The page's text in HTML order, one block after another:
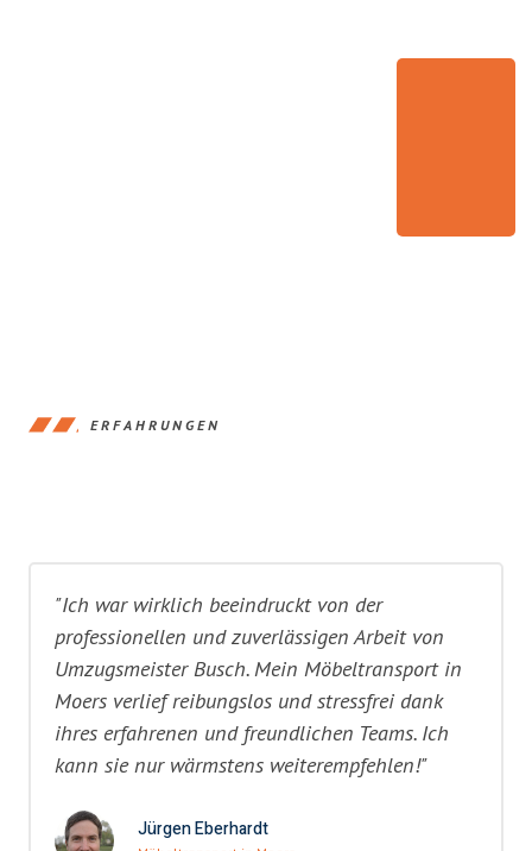
ERFAHRUNGEN
"Ich war wirklich beeindruckt von der
professionellen und zuverlässigen Arbeit von
Umzugsmeister Busch. Mein Möbeltransport in
Moers verlief reibungslos und stressfrei dank
ihres erfahrenen und freundlichen Teams. Ich
kann sie nur wärmstens weiterempfehlen!"
Jürgen Eberhardt